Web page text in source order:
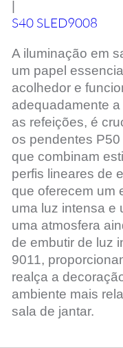
S40 SLED9008
A iluminação em
um papel
acolhedor e
adequadamente
as refeições, é
os pendentes
que combinam
perfis lineares de
que oferecem um
uma luz intensa e
uma atmosfera
de embutir de luz
9011,
realça a
ambiente mais
sala de jantar.